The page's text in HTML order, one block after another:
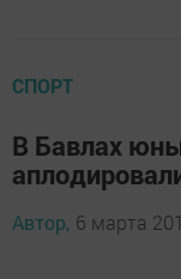
СПОРТ
В Бавлах
Автор, 6 марта